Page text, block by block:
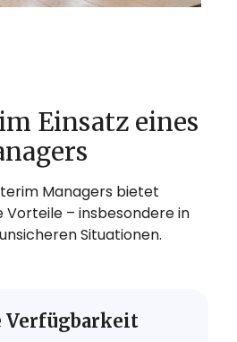
Einsatz eines
Managers bietet
– insbesondere in
Situationen.